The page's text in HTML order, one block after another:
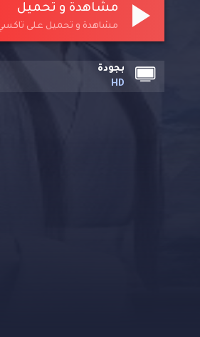
مشاهدة و تحميل
مشاهدة و تحميل على
بجودة
HD